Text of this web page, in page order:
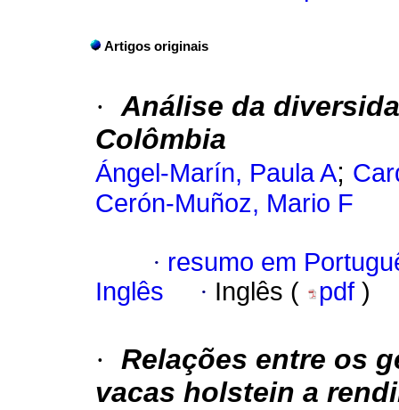
Artigos originais
· Análise da
Colômbia
Ángel-Marín, Paula A;
Cerón-Muñoz, Mario F
· resumo em
Inglês
· Inglês ( pdf )
· Relações entre os
vacas holstein a